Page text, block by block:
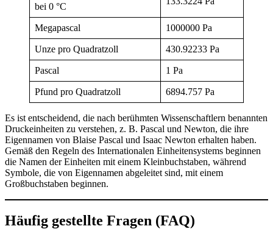
bei 0 °C
Megapascal 1000000 Pa
Unze pro Quadratzoll 430.92233 Pa
Pascal 1 Pa
Pfund pro Quadratzoll 6894.757 Pa
Es ist entscheidend, die nach berühmten Wissenschaftlern benannten
Druckeinheiten zu verstehen, z. B. Pascal und Newton, die ihre
Eigennamen von Blaise Pascal und Isaac Newton erhalten haben.
Gemäß den Regeln des Internationalen Einheitensystems beginnen
die Namen der Einheiten mit einem Kleinbuchstaben, während
Symbole, die von Eigennamen abgeleitet sind, mit einem
Großbuchstaben beginnen.
Häufig gestellte Fragen (FAQ)